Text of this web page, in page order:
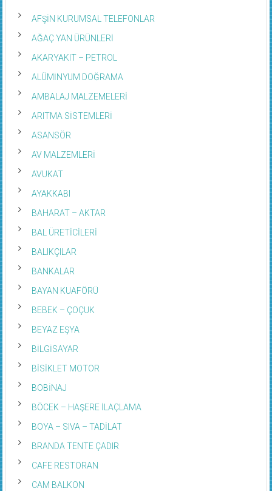
AFŞİN KURUMSAL TELEFONLAR
AĞAÇ YAN ÜRÜNLERİ
AKARYAKIT – PETROL
ALÜMİNYUM DOĞRAMA
AMBALAJ MALZEMELERİ
ARITMA SİSTEMLERİ
ASANSÖR
AV MALZEMLERİ
AVUKAT
AYAKKABI
BAHARAT – AKTAR
BAL ÜRETİCİLERİ
BALIKÇILAR
BANKALAR
BAYAN KUAFÖRÜ
BEBEK – ÇOÇUK
BEYAZ EŞYA
BİLGİSAYAR
BİSİKLET MOTOR
BOBİNAJ
BÖCEK – HAŞERE İLAÇLAMA
BOYA – SIVA – TADİLAT
BRANDA TENTE ÇADIR
CAFE RESTORAN
CAM BALKON